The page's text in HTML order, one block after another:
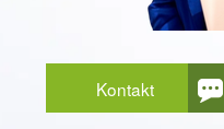
Kontakt